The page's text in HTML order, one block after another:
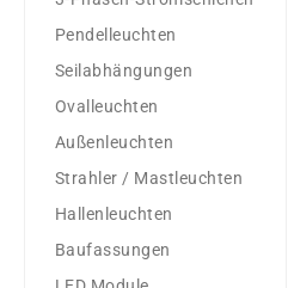
Pendelleuchten
Seilabhängungen
Ovalleuchten
Außenleuchten
Strahler / Mastleuchten
Hallenleuchten
Baufassungen